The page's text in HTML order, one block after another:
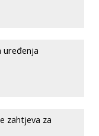
uređenja
zahtjeva za